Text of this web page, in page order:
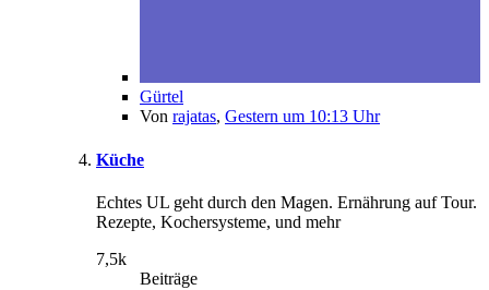
Gürtel
Von rajatas, Gestern um 10:13 Uhr
Küche
Echtes UL geht durch den Magen. Ernährung auf Tour.
Rezepte, Kochersysteme, und mehr
7,5k
Beiträge